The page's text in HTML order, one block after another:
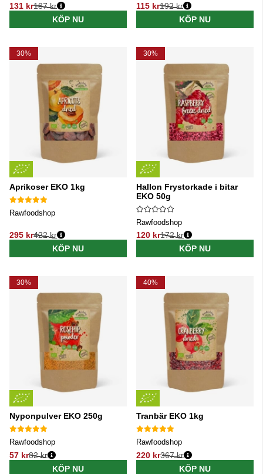
131 kr
Ordinarie pris:
187 kr
KÖP NU
115 kr
Ordinarie pris:
192 kr
KÖP NU
30%
Aprikoser EKO 1kg
Rawfoodshop
295 kr
Ordinarie pris:
422 kr
KÖP NU
30%
Hallon Frystorkade i bitar
EKO 50g
Rawfoodshop
120 kr
Ordinarie pris:
172 kr
KÖP NU
30%
Nyponpulver EKO 250g
Rawfoodshop
57 kr
Ordinarie pris:
82 kr
KÖP NU
40%
Tranbär EKO 1kg
Rawfoodshop
220 kr
Ordinarie pris:
367 kr
KÖP NU